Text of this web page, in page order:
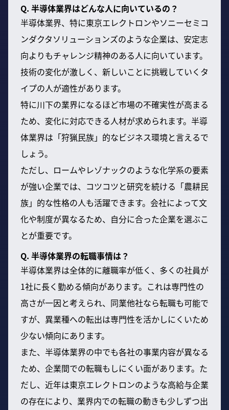
Q. 半導体業界はどんな人に向いているの？
半導体業界、特に東京エレクトロンやソニーセミコ
ンダクタソリューションズのような企業は、安定志
向よりもチャレンジ精神のある人に向いています。
技術の変化が激しく、新しいことに挑戦していくタ
イプの人が適性があります。
特に川下の業界になるほど市場の不確実性が高まる
ため、変化に対応できる人材が求められます。半導
体業界は「狩猟民族」的なビジネス環境と言えるで
しょう。
ただし、ロームやレゾナックのような化学系の要素
が強い企業では、コツコツと研究を続ける「農耕民
族」的な性格の人も活躍できます。会社によって文
化や制度が異なるため、自分に合った企業を選ぶこ
とが重要です。
Q. 半導体業界の転職事情は？
半導体業界は全体的に離職率が低く、多くの社員が
1社に長く勤める傾向があります。これは専門性の
高さが一因と考えられ、同業他社なら転職も可能で
すが、異業種への転出は専門性を活かしにくいため
少ない傾向にあります。
また、半導体業界の中でも各社の事業内容が異なる
ため、企業間での転職もしにくい面があります。た
だし、近年は東京エレクトロンのような高給与企業
の存在により、業界内での転職の動きも少しずつ出